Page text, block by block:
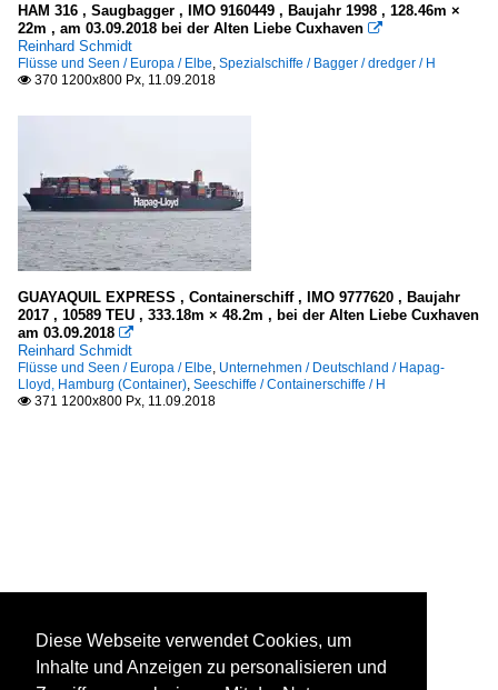
HAM 316 , Saugbagger , IMO 9160449 , Baujahr 1998 , 128.46m ×
22m , am 03.09.2018 bei der Alten Liebe Cuxhaven 
Reinhard Schmidt
Flüsse und Seen / Europa / Elbe, Spezialschiffe / Bagger / dredger / H
 370 1200x800 Px, 11.09.2018
GUAYAQUIL EXPRESS , Containerschiff , IMO 9777620 , Baujahr
2017 , 10589 TEU , 333.18m × 48.2m , bei der Alten Liebe Cuxhaven
am 03.09.2018 
Reinhard Schmidt
Flüsse und Seen / Europa / Elbe, Unternehmen / Deutschland / Hapag-
Lloyd, Hamburg (Container), Seeschiffe / Containerschiffe / H
 371 1200x800 Px, 11.09.2018
Diese Webseite verwendet Cookies, um
Inhalte und Anzeigen zu personalisieren und